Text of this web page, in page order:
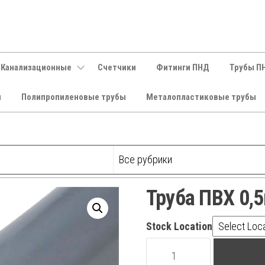
Счетчики Фитинги ПНД Трубы
Полипропиленовые трубы Металопластиковые трубы
Труба ПВХ
Stock Location